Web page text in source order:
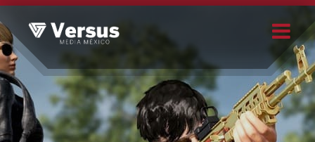
Skip
to
content
Buscar
Usuario